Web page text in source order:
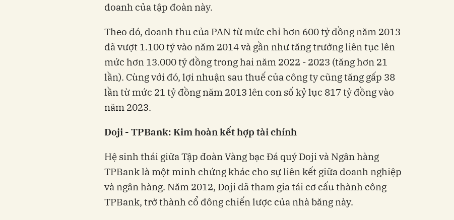
doanh của tập đoàn này.
Theo đó, doanh thu của PAN từ mức chỉ hơn 600 tỷ đồng năm 2013
đã vượt 1.100 tỷ vào năm 2014 và gần như tăng trưởng liên tục lên
mức hơn 13.000 tỷ đồng trong hai năm 2022 - 2023 (tăng hơn 21
lần). Cùng với đó, lợi nhuận sau thuế của công ty cũng tăng gấp 38
lần từ mức 21 tỷ đồng năm 2013 lên con số kỷ lục 817 tỷ đồng vào
năm 2023.
Doji - TPBank: Kim hoàn kết hợp tài chính
Hệ sinh thái giữa Tập đoàn Vàng bạc Đá quý Doji và Ngân hàng
TPBank là một minh chứng khác cho sự liên kết giữa doanh nghiệp
và ngân hàng. Năm 2012, Doji đã tham gia tái cơ cấu thành công
TPBank, trở thành cổ đông chiến lược của nhà băng này.